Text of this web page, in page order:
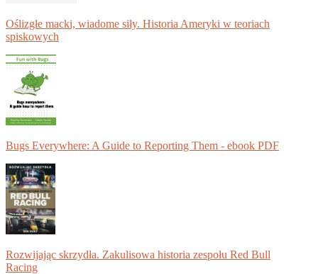
Oślizgłe macki, wiadome siły. Historia Ameryki w teoriach
spiskowych
Bugs Everywhere: A Guide to Reporting Them - ebook PDF
Rozwijając skrzydła. Zakulisowa historia zespołu Red Bull
Racing